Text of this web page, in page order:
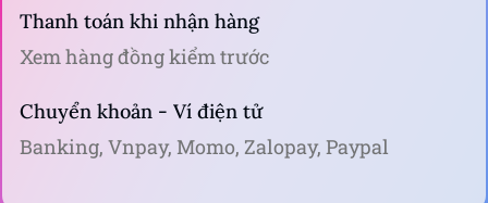
Thanh toán khi nhận hàng
Xem hàng đồng kiểm trước
Chuyển khoản - Ví điện tử
Banking, Vnpay, Momo, Zalopay, Paypal